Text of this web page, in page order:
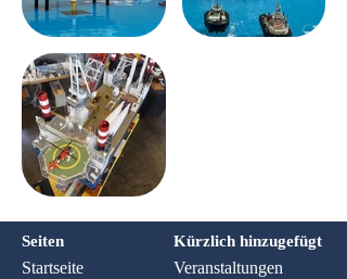
Seiten Kürzlich hinzugefügt
Startseite
Veranstaltungen